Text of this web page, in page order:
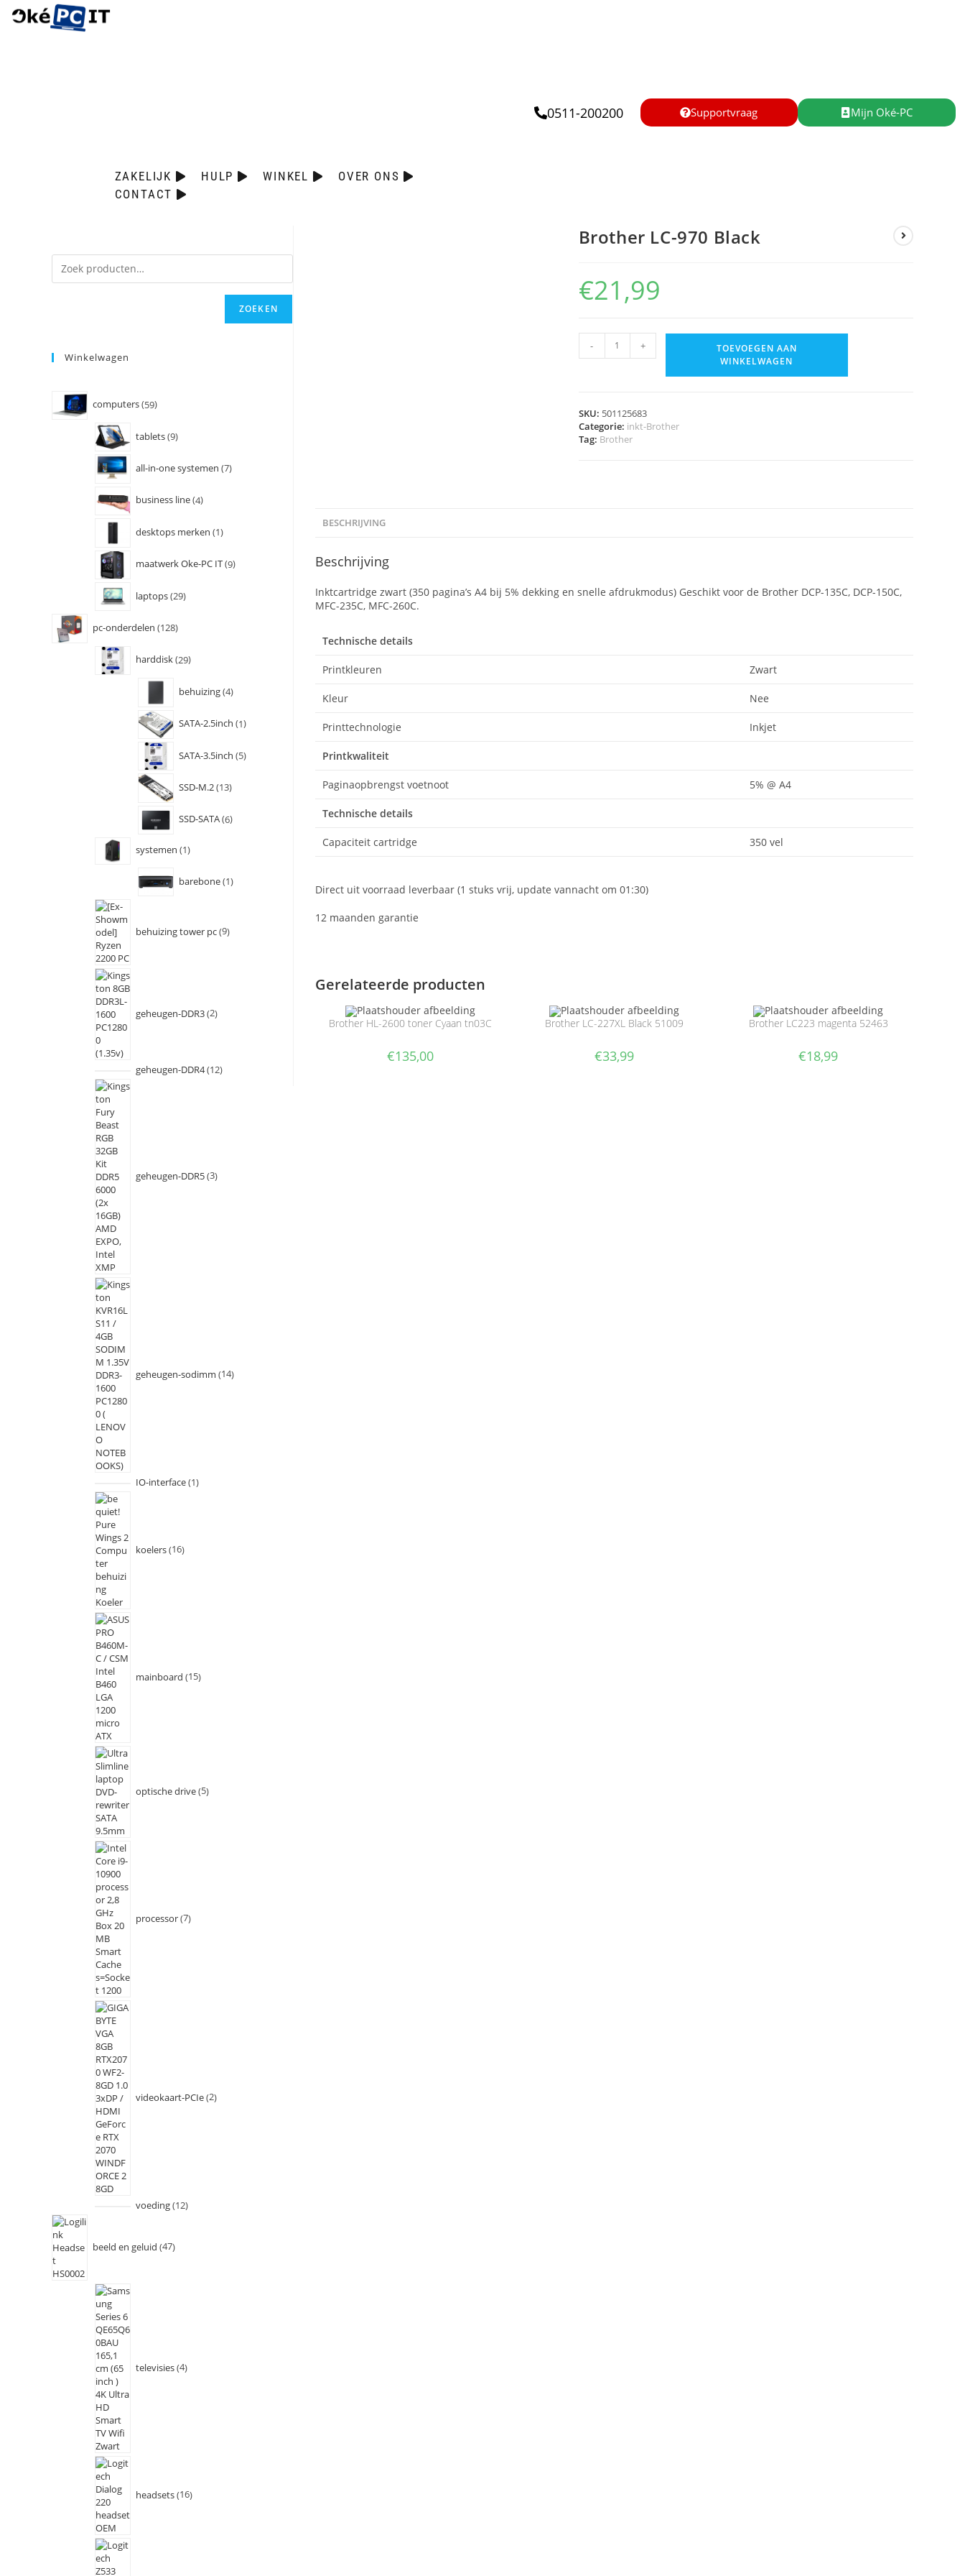
ZAKELIJK HULP WINKEL
OVER ONS
CONTACT
0511-200200 Supportvraag Mijn Oké-PC
Brother LC-970 Black
€21,99
- +
TOEVOEGEN AAN
WINKELWAGEN
SKU: 501125683
Categorie: inkt-Brother
Tag: Brother
BESCHRIJVING
Beschrijving
Inktcartridge zwart (350 pagina’s A4 bij 5% dekking en snelle afdrukmodus) Geschikt voor de Brother DCP-135C, DCP-150C,
MFC-235C, MFC-260C.
Technische details
Printkleuren Zwart
Kleur Nee
Printtechnologie Inkjet
Printkwaliteit
Paginaopbrengst voetnoot 5% @ A4
Technische details
Capaciteit cartridge 350 vel
Direct uit voorraad leverbaar (1 stuks vrij, update vannacht om 01:30)
12 maanden garantie
Gerelateerde producten
Brother HL-2600 toner Cyaan tn03C
€135,00
Brother LC-227XL Black 51009
€33,99
Brother LC223 magenta 52463
€18,99
ZOEKEN
Winkelwagen
computers 59
tablets 9
all-in-one systemen 7
business line 4
desktops merken 1
maatwerk Oke-PC IT 9
laptops 29
pc-onderdelen 128
harddisk 29
behuizing 4
SATA-2.5inch 1
SATA-3.5inch 5
SSD-M.2 13
SSD-SATA 6
systemen 1
barebone 1
behuizing tower pc 9
geheugen-DDR3 2
geheugen-DDR4 12
geheugen-DDR5 3
geheugen-sodimm 14
IO-interface 1
koelers 16
mainboard 15
optische drive 5
processor 7
videokaart-PCIe 2
voeding 12
beeld en geluid 47
televisies 4
headsets 16